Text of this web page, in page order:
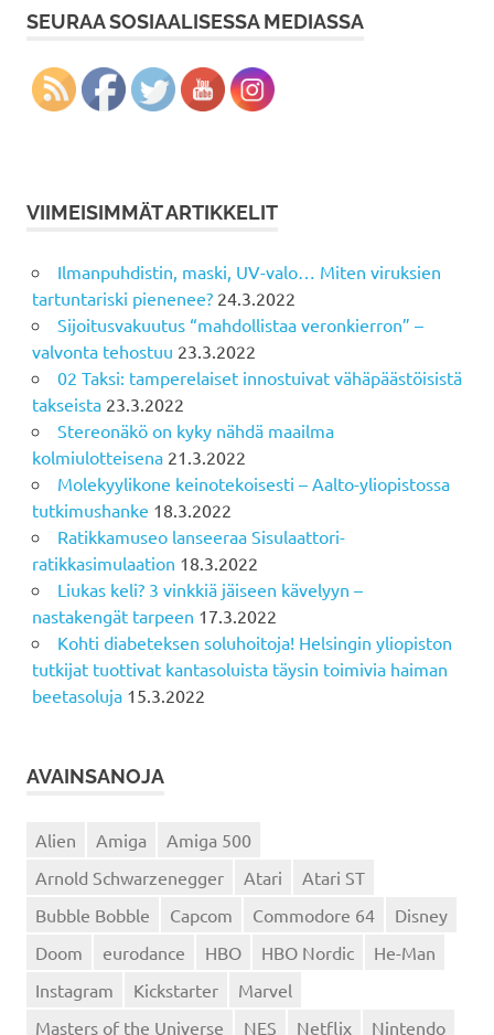
SEURAA SOSIAALISESSA MEDIASSA
VIIMEISIMMÄT ARTIKKELIT
Ilmanpuhdistin, maski, UV-valo… Miten viruksien
tartuntariski pienenee? 24.3.2022
Sijoitusvakuutus “mahdollistaa veronkierron” –
valvonta tehostuu 23.3.2022
02 Taksi: tamperelaiset innostuivat vähäpäästöisistä
takseista 23.3.2022
Stereonäkö on kyky nähdä maailma
kolmiulotteisena 21.3.2022
Molekyylikone keinotekoisesti – Aalto-yliopistossa
tutkimushanke 18.3.2022
Ratikkamuseo lanseeraa Sisulaattori-
ratikkasimulaation 18.3.2022
Liukas keli? 3 vinkkiä jäiseen kävelyyn –
nastakengät tarpeen 17.3.2022
Kohti diabeteksen soluhoitoja! Helsingin yliopiston
tutkijat tuottivat kantasoluista täysin toimivia haiman
beetasoluja 15.3.2022
AVAINSANOJA
Alien Amiga
Amiga 500
Arnold Schwarzenegger
Atari
Atari ST
Bubble Bobble
Capcom Commodore 64
Disney
Doom
eurodance HBO HBO Nordic
He-Man
Instagram
Kickstarter
Marvel
Masters of the Universe
NES Netflix Nintendo